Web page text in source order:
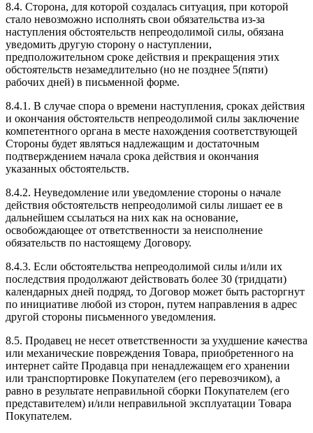
8.4. Сторона, для которой создалась ситуация, при которой
стало невозможно исполнять свои обязательства из-за
наступления обстоятельств непреодолимой силы, обязана
уведомить другую сторону о наступлении,
предположительном сроке действия и прекращения этих
обстоятельств незамедлительно (но не позднее 5(пяти)
рабочих дней) в письменной форме.
8.4.1. В случае спора о времени наступления, сроках действия
и окончания обстоятельств непреодолимой силы заключение
компетентного органа в месте нахождения соответствующей
Стороны будет являться надлежащим и достаточным
подтверждением начала срока действия и окончания
указанных обстоятельств.
8.4.2. Неуведомление или уведомление стороны о начале
действия обстоятельств непреодолимой силы лишает ее в
дальнейшем ссылаться на них как на основание,
освобождающее от ответственности за неисполнение
обязательств по настоящему Договору.
8.4.3. Если обстоятельства непреодолимой силы и/или их
последствия продолжают действовать более 30 (тридцати)
календарных дней подряд, то Договор может быть расторгнут
по инициативе любой из сторон, путем направления в адрес
другой стороны письменного уведомления.
8.5. Продавец не несет ответственности за ухудшение качества
или механические повреждения Товара, приобретенного на
интернет сайте Продавца при ненадлежащем его хранении
или транспортировке Покупателем (его перевозчиком), а
равно в результате неправильной сборки Покупателем (его
представителем) и/или неправильной эксплуатации Товара
Покупателем.